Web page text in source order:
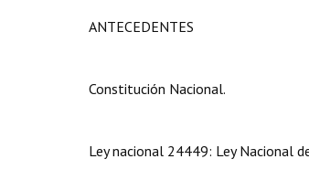
ANTECEDENTES
Constitución Nacional.
Ley nacional 24449: Ley Nacional